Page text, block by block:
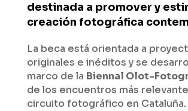
destinada a promover y
creación fotográfica
La beca está orientada a
originales e inéditos y se
marco de la Biennal Olot-
de los encuentros más
circuito fotográfico en Cataluña.